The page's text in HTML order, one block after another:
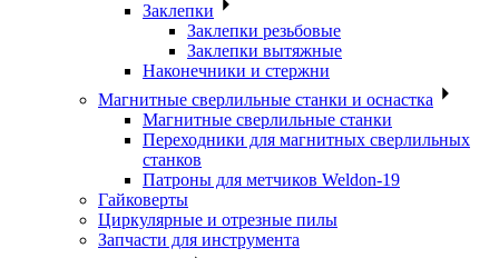
Заклепки
Заклепки резьбовые
Заклепки вытяжные
Наконечники и стержни
Магнитные сверлильные станки и оснастка
Магнитные сверлильные станки
Переходники для магнитных сверлильных
станков
Патроны для метчиков Weldon-19
Гайковерты
Циркулярные и отрезные пилы
Запчасти для инструмента